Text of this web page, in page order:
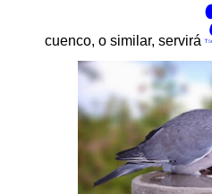
cuenco, o similar, servirá